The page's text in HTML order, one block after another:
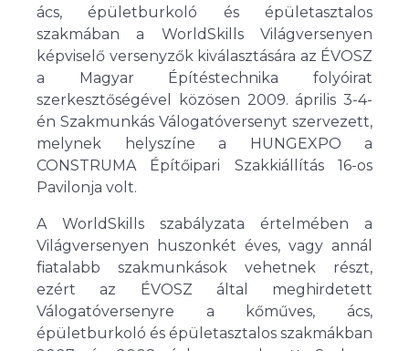
ács, épületburkoló és épületasztalos
szakmában a WorldSkills Világversenyen
képviselő versenyzők kiválasztására az ÉVOSZ
a Magyar Építéstechnika folyóirat
szerkesztőségével közösen 2009. április 3-4-
én Szakmunkás Válogatóversenyt szervezett,
melynek helyszíne a HUNGEXPO a
CONSTRUMA Építőipari Szakkiállítás 16-os
Pavilonja volt.
A WorldSkills szabályzata értelmében a
Világversenyen huszonkét éves, vagy annál
fiatalabb szakmunkások vehetnek részt,
ezért az ÉVOSZ által meghirdetett
Válogatóversenyre a kőműves, ács,
épületburkoló és épületasztalos szakmákban